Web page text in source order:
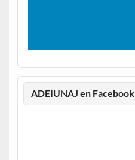
ADEIUNAJ en Facebook